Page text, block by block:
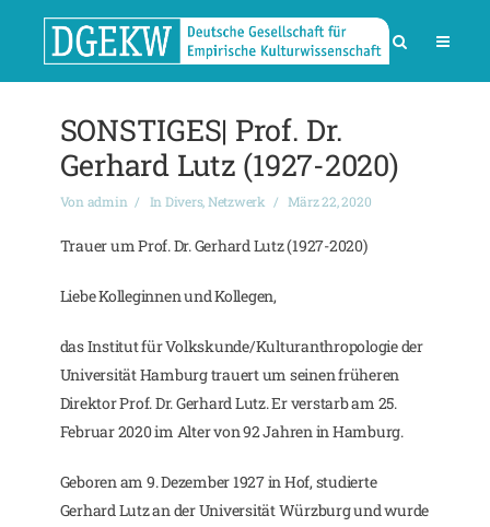
SONSTIGES| Prof. Dr.
Gerhard Lutz (1927-2020)
Von admin In Divers,Netzwerk März 22, 2020
Trauer um Prof. Dr. Gerhard Lutz (1927-2020)
Liebe Kolleginnen und Kollegen,
das Institut für Volkskunde/Kulturanthropologie der
Universität Hamburg trauert um seinen früheren
Direktor Prof. Dr. Gerhard Lutz. Er verstarb am 25.
Februar 2020 im Alter von 92 Jahren in Hamburg.
Geboren am 9. Dezember 1927 in Hof, studierte
Gerhard Lutz an der Universität Würzburg und wurde